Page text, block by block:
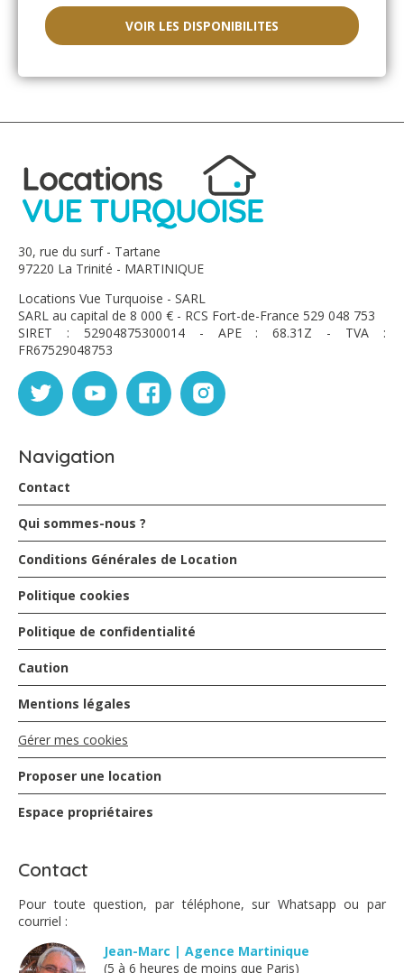
VOIR LES DISPONIBILITES
30, rue du surf - Tartane
97220 La Trinité - MARTINIQUE
Locations Vue Turquoise - SARL
SARL au capital de 8 000 € - RCS Fort-de-France 529 048 753
SIRET : 52904875300014 - APE : 68.31Z - TVA :
FR67529048753
Navigation
Contact
Qui sommes-nous ?
Conditions Générales de Location
Politique cookies
Politique de confidentialité
Caution
Mentions légales
Gérer mes cookies
Proposer une location
Espace propriétaires
Contact
Pour toute question, par téléphone, sur Whatsapp ou par
courriel :
Jean-Marc | Agence Martinique
(5 à 6 heures de moins que Paris)